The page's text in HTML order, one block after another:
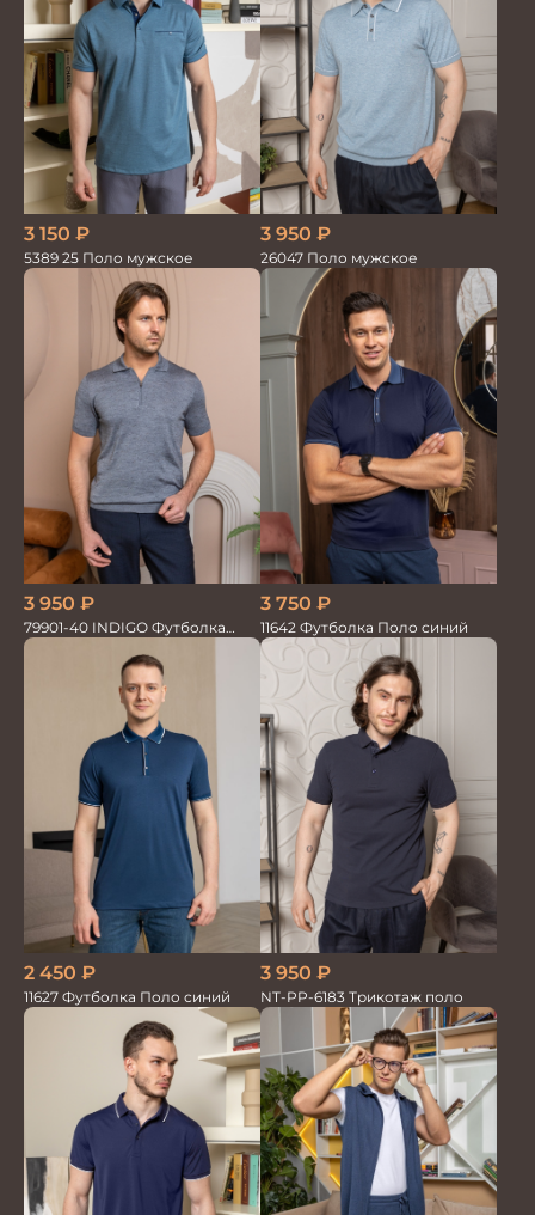
3 150 ₽
5389 25 Поло мужское
3 950 ₽
26047 Поло мужское
3 950 ₽
79901-40 INDIGO Футболка
Поло
3 750 ₽
11642 Футболка Поло синий
2 450 ₽
11627 Футболка Поло синий
3 950 ₽
NT-PP-6183 Трикотаж поло